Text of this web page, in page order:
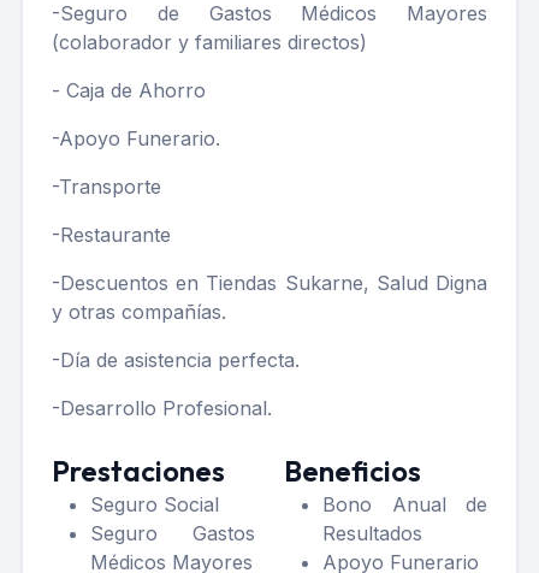
-Seguro de Gastos Médicos Mayores
(colaborador y familiares directos)
- Caja de Ahorro
-Apoyo Funerario.
-Transporte
-Restaurante
-Descuentos en Tiendas Sukarne, Salud Digna
y otras compañías.
-Día de asistencia perfecta.
-Desarrollo Profesional.
Prestaciones
Seguro Social
Seguro Gastos
Médicos Mayores
Beneficios
Bono Anual de
Resultados
Apoyo Funerario